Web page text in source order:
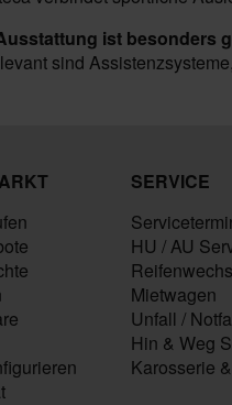
ist besonders
sind
SERVICE
HU / AU
Mietwagen
Unfall /
Hin & Weg
Karosserie